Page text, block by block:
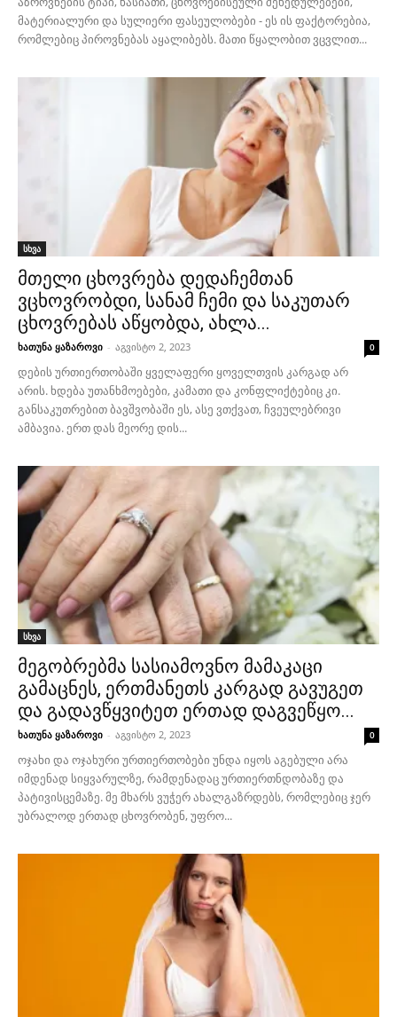
მატერიალური და სულიერი ფასეულობები - ეს ის ფაქტორებია,
რომლებიც პიროვნებას აყალიბებს. მათი წყალობით ვცვლით...
სხვა
მთელი ცხოვრება დედაჩემთან
ვცხოვრობდი, სანამ ჩემი და საკუთარ
ცხოვრებას აწყობდა, ახლა...
ხათუნა ყაზაროვი - აგვისტო 2, 2023 0
დების ურთიერთობაში ყველაფერი ყოველთვის კარგად არ
არის. ხდება უთანხმოებები, კამათი და კონფლიქტებიც კი.
განსაკუთრებით ბავშვობაში ეს, ასე ვთქვათ, ჩვეულებრივი
ამბავია. ერთ დას მეორე დის...
სხვა
მეგობრებმა სასიამოვნო მამაკაცი
გამაცნეს, ერთმანეთს კარგად გავუგეთ
და გადავწყვიტეთ ერთად დაგვეწყო...
ხათუნა ყაზაროვი - აგვისტო 2, 2023 0
ოჯახი და ოჯახური ურთიერთობები უნდა იყოს აგებული არა
იმდენად სიყვარულზე, რამდენადაც ურთიერთნდობაზე და
პატივისცემაზე. მე მხარს ვუჭერ ახალგაზრდებს, რომლებიც ჯერ
უბრალოდ ერთად ცხოვრობენ, უფრო...